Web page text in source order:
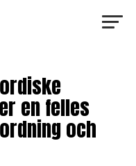
en felles
och